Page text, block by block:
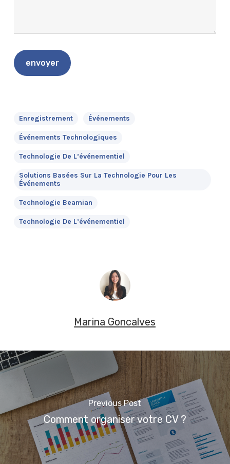
Enregistrement Événements
Événements Technologiques
Technologie De L’événementiel
Solutions Basées Sur La Technologie Pour Les
Événements
Technologie Beamian
Technologie De L’événementiel
Marina Goncalves
Previous Post
Comment organiser votre CV ?